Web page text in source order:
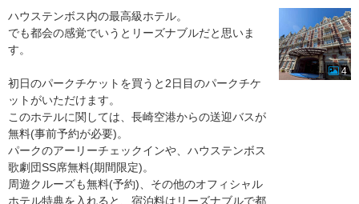
ハウステンボス内の最高級ホテル。
でも都会の感覚でいうとリーズナブルだと思いま
す。
初日のパークチケットを買うと2日目のパークチケ
ットがいただけます。
このホテルに関しては、長崎空港からの送迎バスが
無料(事前予約が必要)。
パークのアーリーチェックインや、ハウステンボス
歌劇団SS席無料(期間限定)。
周遊クルーズも無料(予約)、その他のオフィシャル
ホテル特典を入れると、宿泊料はリーズナブルで都
4